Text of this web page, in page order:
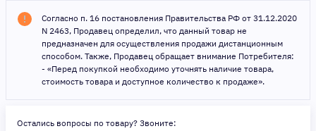
Согласно п. 16 постановления Правительства РФ от 31.12.2020
N 2463, Продавец определил, что данный товар не
предназначен для осуществления продажи дистанционным
способом. Также, Продавец обращает внимание Потребителя:
- «Перед покупкой необходимо уточнять наличие товара,
стоимость товара и доступное количество к продаже».
Остались вопросы по товару? Звоните: